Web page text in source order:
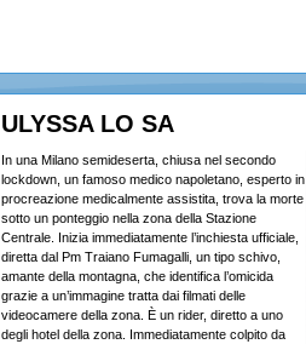
ULYSSA LO SA
In una Milano semideserta, chiusa nel secondo
lockdown, un famoso medico napoletano, esperto in
procreazione medicalmente assistita, trova la morte
sotto un ponteggio nella zona della Stazione
Centrale. Inizia immediatamente l’inchiesta ufficiale,
diretta dal Pm Traiano Fumagalli, un tipo schivo,
amante della montagna, che identifica l’omicida
grazie a un’immagine tratta dai filmati delle
videocamere della zona. È un rider, diretto a uno
degli hotel della zona. Immediatamente colpito da